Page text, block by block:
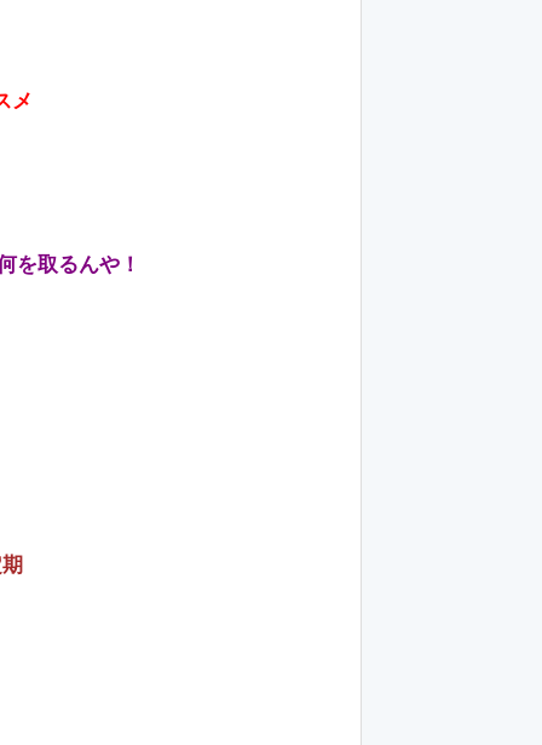
メ
を取るんや！